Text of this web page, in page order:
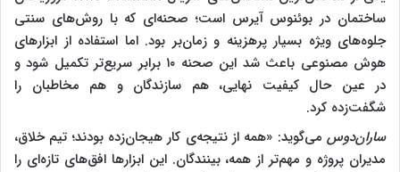
ساختمان در بوئنوس آیرس است؛ صحنه‌ای که با روش‌های سنتی
جلوه‌های ویژه بسیار پرهزینه و زمان‌بر بود. اما استفاده از ابزارهای
هوش مصنوعی باعث شد این صحنه ۱۰ برابر سریع‌تر تکمیل شود و
در عین حال کیفیت نهایی، هم سازندگان و هم مخاطبان را
شگفت‌زده کرد.
ساران‌دوس می‌گوید: «همه از نتیجه‌ی کار هیجان‌زده بودند؛ تیم خلاق،
مدیران پروژه و مهم‌تر از همه، بینندگان. این ابزارها افق‌های تازه‌ای را